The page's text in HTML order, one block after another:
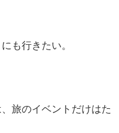
も行きたい。
旅のイベントだけはた